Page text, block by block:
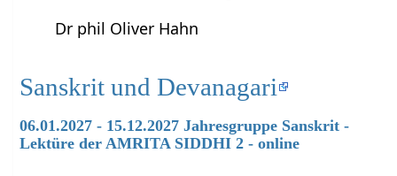
Dr phil Oliver Hahn
Sanskrit und Devanagari
06.01.2027 - 15.12.2027 Jahresgruppe Sanskrit -
Lektüre der AMRITA SIDDHI 2 - online